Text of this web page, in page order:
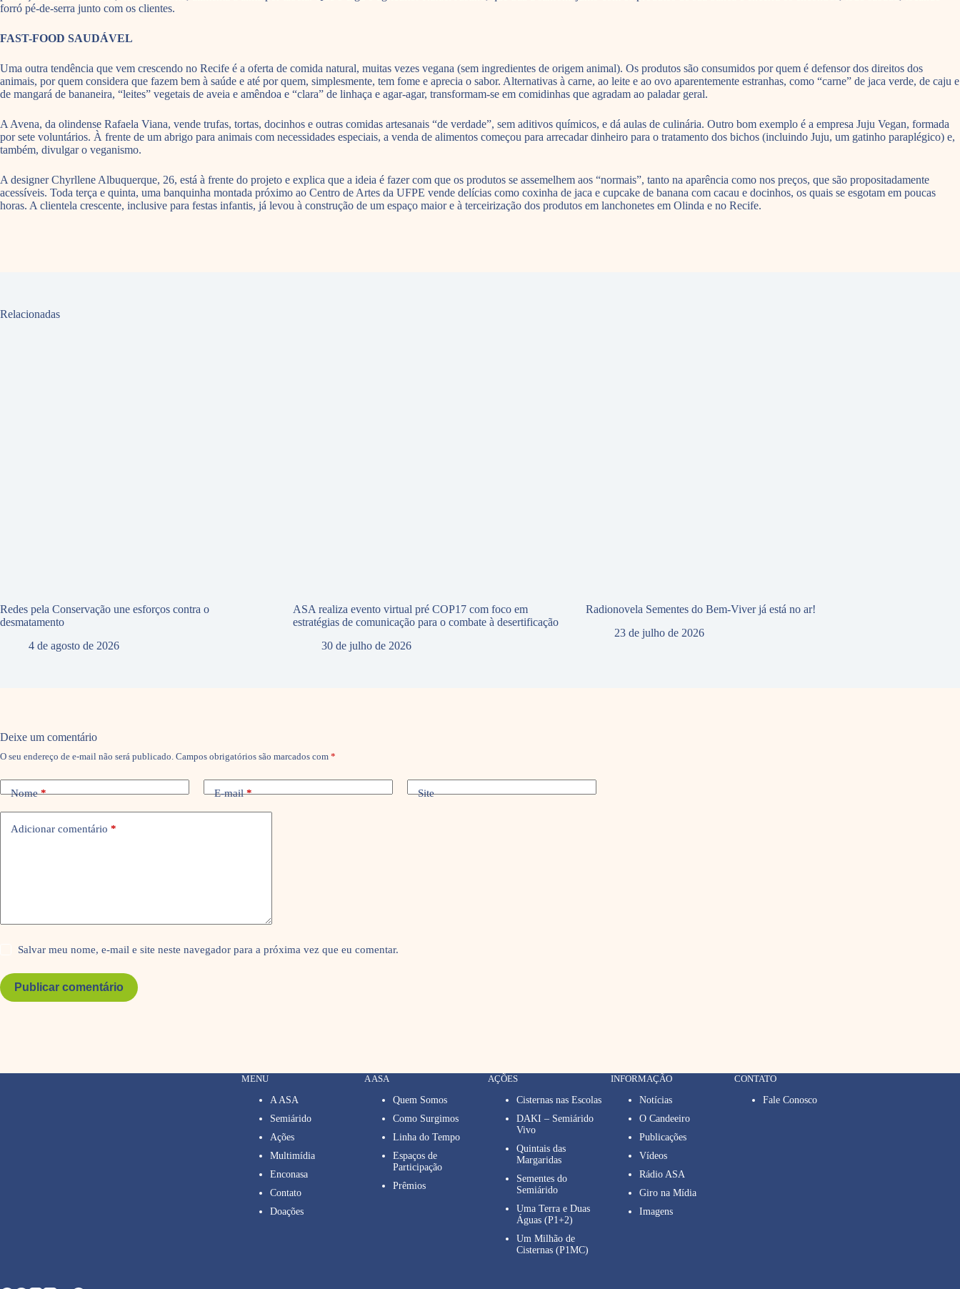
forró pé-de-serra junto com os clientes.
FAST-FOOD SAUDÁVEL
Uma outra tendência que vem crescendo no Recife é a oferta de comida natural, muitas vezes vegana (sem ingredientes de origem animal). Os produtos são consumidos por quem é defensor dos direitos dos
animais, por quem considera que fazem bem à saúde e até por quem, simplesmente, tem fome e aprecia o sabor. Alternativas à carne, ao leite e ao ovo aparentemente estranhas, como “carne” de jaca verde, de caju e
de mangará de bananeira, “leites” vegetais de aveia e amêndoa e “clara” de linhaça e agar-agar, transformam-se em comidinhas que agradam ao paladar geral.
A Avena, da olindense Rafaela Viana, vende trufas, tortas, docinhos e outras comidas artesanais “de verdade”, sem aditivos químicos, e dá aulas de culinária. Outro bom exemplo é a empresa Juju Vegan, formada
por sete voluntários. À frente de um abrigo para animais com necessidades especiais, a venda de alimentos começou para arrecadar dinheiro para o tratamento dos bichos (incluindo Juju, um gatinho paraplégico) e,
também, divulgar o veganismo.
A designer Chyrllene Albuquerque, 26, está à frente do projeto e explica que a ideia é fazer com que os produtos se assemelhem aos “normais”, tanto na aparência como nos preços, que são propositadamente
acessíveis. Toda terça e quinta, uma banquinha montada próximo ao Centro de Artes da UFPE vende delícias como coxinha de jaca e cupcake de banana com cacau e docinhos, os quais se esgotam em poucas
horas. A clientela crescente, inclusive para festas infantis, já levou à construção de um espaço maior e à terceirização dos produtos em lanchonetes em Olinda e no Recife.
Relacionadas
Redes pela Conservação une esforços contra o
desmatamento
4 de agosto de 2026
ASA realiza evento virtual pré COP17 com foco em
estratégias de comunicação para o combate à desertificação
30 de julho de 2026
Radionovela Sementes do Bem-Viver já está no ar!
23 de julho de 2026
Deixe um comentário
O seu endereço de e-mail não será publicado. Campos obrigatórios são marcados com *
Nome* E-mail* Site
Adicionar comentário *
Salvar meu nome, e-mail e site neste navegador para a próxima vez que eu comentar.
Publicar comentário
MENU
A ASA
Semiárido
Ações
Multimídia
Enconasa
Contato
Doações
A ASA
Quem Somos
Como Surgimos
Linha do Tempo
Espaços de
Participação
Prêmios
AÇÕES
Cisternas nas Escolas
DAKI – Semiárido
Vivo
Quintais das
Margaridas
Sementes do
Semiárido
Uma Terra e Duas
Águas (P1+2)
Um Milhão de
Cisternas (P1MC)
INFORMAÇÃO
Notícias
O Candeeiro
Publicações
Vídeos
Rádio ASA
Giro na Mídia
Imagens
CONTATO
Fale Conosco